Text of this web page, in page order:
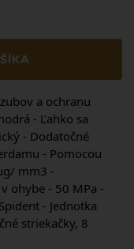
a ochranu
- Ľahko sa
- Dodatočné
- Pomocou
mm3 -
ohybe - 50 MPa -
- Jednotka
striekačky, 8